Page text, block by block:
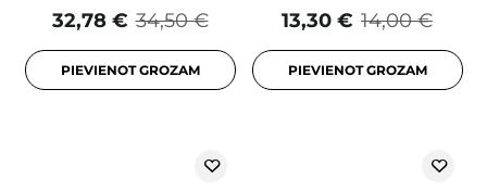
34,50 €
32,78 €
PIEVIENOT GROZAM
14,00 €
13,30 €
PIEVIENOT GROZAM